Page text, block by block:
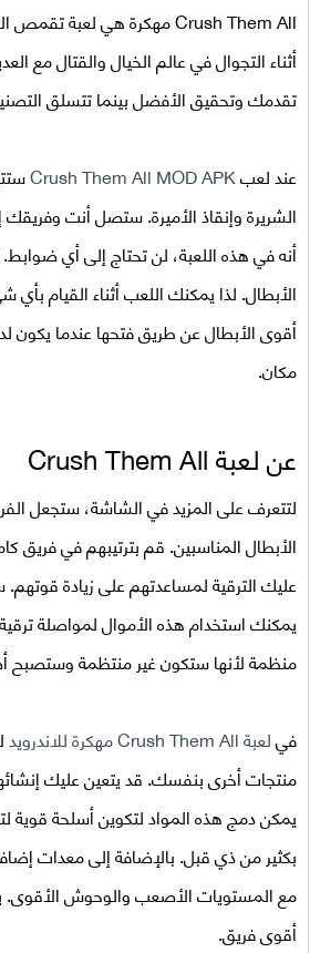
Crush Them All مهكرة
أثناء التجوال في عالم الخيال والقتال
تقدمك وتحقيق الأفضل بينما تتسلق
عند لعبCrush Them All MOD APK
الشريرة وإنقاذ الأميرة. ستصل أنت
أنه في هذه اللعبة، لن تحتاج إلى أي
الأبطال. لذا يمكنك اللعب أثناء القيام
أقوى الأبطال عن طريق فتحها عندما
مكان.
عن لعبةCrush Them All
لتتعرف على المزيد في الشاشة، ستجعل
الأبطال المناسبين. قم بترتيبهم في
عليك الترقية لمساعدتهم على زيادة
يمكنك استخدام هذه الأموال لمواصلة
منظمة لأنها ستكون غير منتظمة وستصبح
فيلعبة Crush Them All مهكرة للاندرويد
منتجات أخرى بنفسك. قد يتعين عليك
يمكن دمج هذه المواد لتكوين أسلحة قوية
بكثير من ذي قبل. بالإضافة إلى معدات
مع المستويات الأصعب والوحوش الأقوى.
أقوى فريق.